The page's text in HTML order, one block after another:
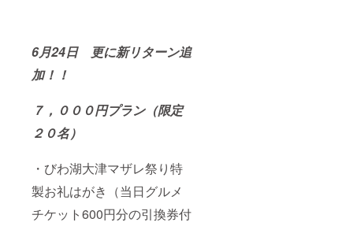
6月24日 更に新リターン追
加！！
７，０００円プラン（限定
２０名）
・びわ湖大津マザレ祭り特
製お礼はがき（当日グルメ
チケット600円分の引換券付